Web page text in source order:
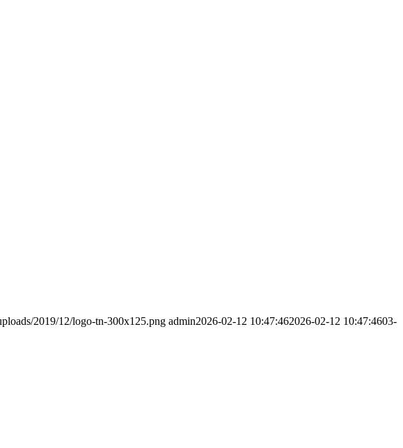
2019/12/logo-tn-300x125.png admin2026-02-12 10:47:462026-02-12 10:47:4603-